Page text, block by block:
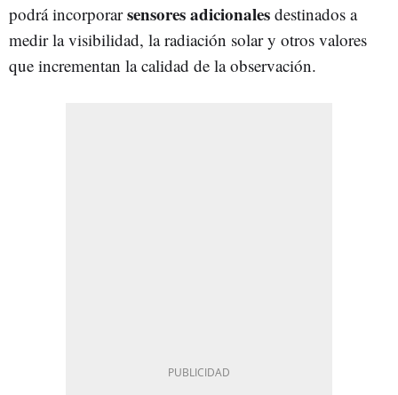
podrá incorporarsensores adicionales destinados a
medir la visibilidad, la radiación solar y otros valores
que incrementan la calidad de la observación.